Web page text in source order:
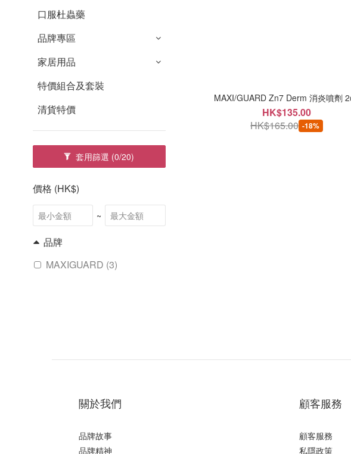
口服杜蟲藥
品牌專區
家居用品
特價組合及套裝
清貨特價
套用篩選 (0/20)
價格 (HK$)
~
品牌
MAXIGUARD (3)
MAXI/GUARD Zn7 Derm 消炎噴劑
HK$135.00
HK$165.00 -18%
關於我們
品牌故事
品牌精神
顧客服務
顧客服務
私隱政策